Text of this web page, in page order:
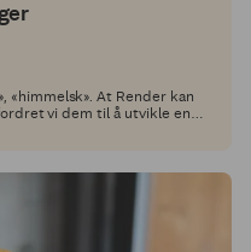
«himmelsk». At Render kan
vi dem til å utvikle en